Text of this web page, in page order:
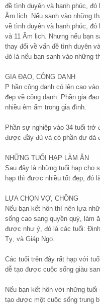
đề tình duyên và hạnh phúc,
Âm lịch. Nếu sanh vào những
về tình duyên và hạnh phúc,
và 11 Âm lịch. Nhưng nếu bạn
thay đổi về vấn đề tình duyên
đó là nếu bạn sanh vào những
GIA ĐẠO, CÔNG DANH
P hần công danh có lên cao
đẹp về công danh. Phần gia
nhiều êm ấm trong gia đình.
Phần sự nghiệp vào 34 tuổi trở
được đầy đủ và có phần dư dả
NHỮNG TUỔI HẠP LÀM ĂN
Sau đây là những tuổi hạp cho
hạp thì được nhiều tốt đẹp, đó
LỰA CHỌN VỢ, CHỒNG
Nếu bạn kết hôn thì nên lựa
sống cao sang quyền quý, làm
được như ý, đó là các tuổi:
Tỵ, và Giáp Ngọ.
Các tuổi trên đây rất hạp với
dễ tạo được cuộc sống giàu
Nếu bạn kết hôn với những
tạo được một cuộc sống trung